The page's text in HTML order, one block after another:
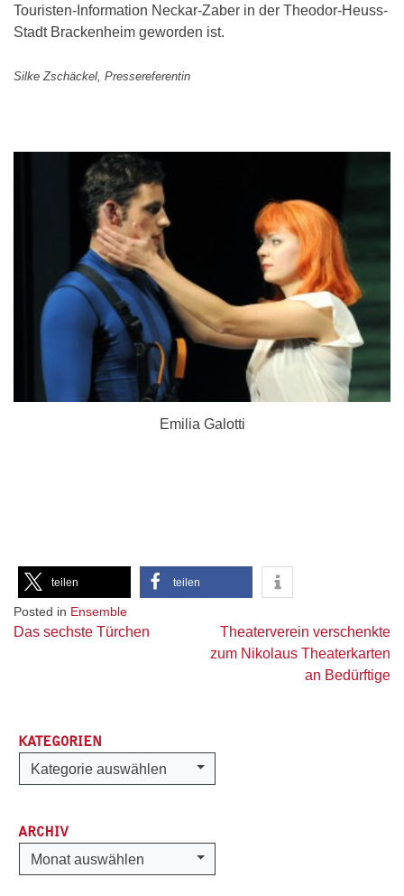
Touristen-Information Neckar-Zaber in der Theodor-Heuss-
Stadt Brackenheim geworden ist.
Silke Zschäckel, Pressereferentin
Emilia Galotti
teilen teilen
Posted in Ensemble
Beitragsnavigation
Das sechste Türchen
Theaterverein verschenkte
zum Nikolaus Theaterkarten
an Bedürftige
KATEGORIEN
Kategorien
Kategorie auswählen
ARCHIV
Archiv
Monat auswählen